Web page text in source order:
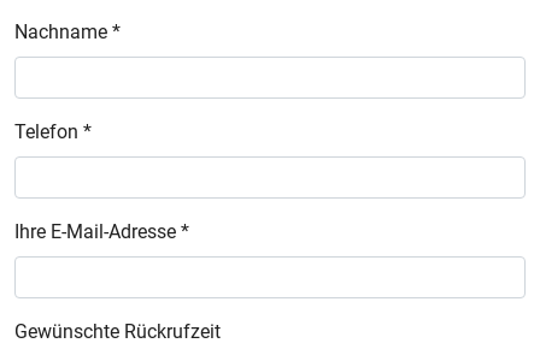
Nachname *
Telefon *
Ihre E-Mail-Adresse *
Gewünschte Rückrufzeit